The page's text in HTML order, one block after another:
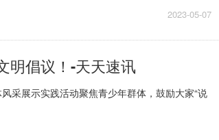
2023-05-07
明倡议！-天天速讯
采展示实践活动聚焦青少年群体，鼓励大家“说